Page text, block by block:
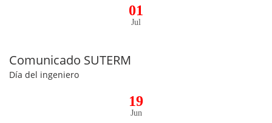
01
Jul
Comunicado SUTERM
Día del ingeniero
19
Jun